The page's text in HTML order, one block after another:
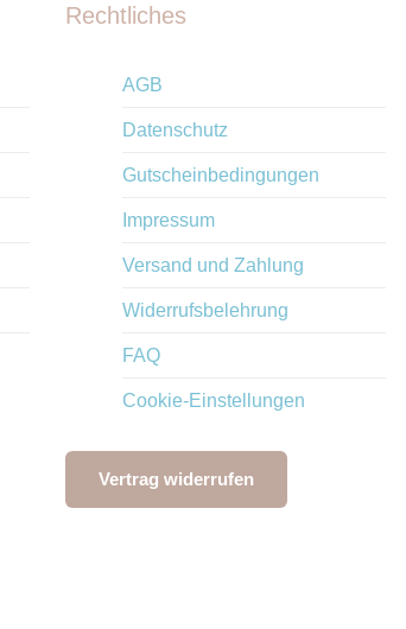
Rechtliches
AGB
Datenschutz
Gutscheinbedingungen
Impressum
Versand und Zahlung
Widerrufsbelehrung
FAQ
Cookie-Einstellungen
Vertrag widerrufen